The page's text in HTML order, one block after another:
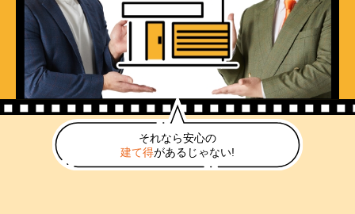
それなら安心の
建て得があるじゃない!